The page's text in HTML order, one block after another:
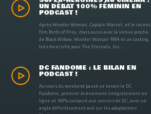
UN DÉBAT 100% FÉMININ EN
PODCAST !
Après Wonder Woman, Captain Marvel, et le récent
film Birds of Prey, mais aussi avec la venue proche
de Black Widow, Wonder Woman 1984 et un casting
très diversifié pour The Eternals, les ...
DC FANDOME : LE BILAN EN
PODCAST !
Au cours du weekend passé se tenait le DC
Fandome, premier évènement intégralement en
ligne et 100% consacré aux univers de DC, avec un
angle définitivement axé sur les adaptations